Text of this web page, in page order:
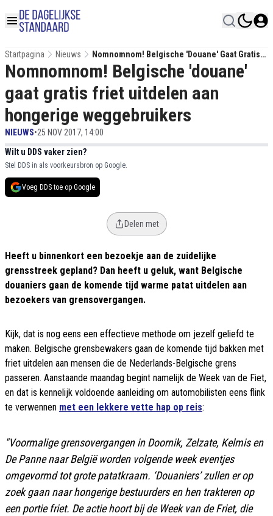
Startpagina Nieuws
Nomnomnom! Belgische 'douane' Gaat Gratis
Friet Uitdelen Aan Hongerige Weggebruikers
Nomnomnom! Belgische 'douane'
gaat gratis friet uitdelen aan
hongerige weggebruikers
NIEUWS•25 NOV 2017, 14:00
Wilt u DDS vaker zien?
Stel DDS in als voorkeursbron op Google.
Voeg DDS toe op Google
Delen met
Heeft u binnenkort een bezoekje aan de zuidelijke
grensstreek gepland? Dan heeft u geluk, want Belgische
douaniers gaan de komende tijd warme patat uitdelen aan
bezoekers van grensovergangen.
Kijk, dat is nog eens een effectieve methode om jezelf geliefd te
maken. Belgische grensbewakers gaan de komende tijd bakken met
friet uitdelen aan mensen die de Nederlands-Belgische grens
passeren. Aanstaande maandag begint namelijk de Week van de Fiet,
en dat is kennelijk voldoende aanleiding om automobilisten eens flink
te verwennen met een lekkere vette hap op reis:
"Voormalige grensovergangen in Doornik, Zelzate, Kelmis en
De Panne naar België worden volgende week eventjes
omgevormd tot grote patatkraam. ‘Douaniers’ zullen er op
zoek gaan naar hongerige bestuurders en hen trakteren op
een portie friet. De actie hoort bij de Week van de Friet, die